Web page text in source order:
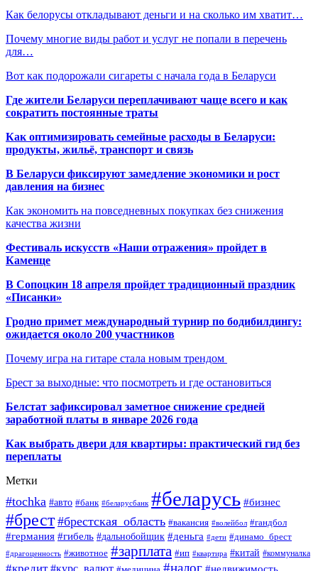
Как белорусы откладывают деньги и на сколько им хватит…
Почему многие виды работ и услуг не попали в перечень
для…
Вот как подорожали сигареты с начала года в Беларуси
Где жители Беларуси переплачивают чаще всего и как
сократить постоянные траты
Как оптимизировать семейные расходы в Беларуси:
продукты, жильё, транспорт и связь
В Беларуси фиксируют замедление экономики и рост
давления на бизнес
Как экономить на повседневных покупках без снижения
качества жизни
Фестиваль искусств «Наши отражения» пройдет в
Каменце
В Сопоцкин 18 апреля пройдет традиционный праздник
«Писанки»
Гродно примет международный турнир по бодибилдингу:
ожидается около 200 участников
Почему игра на гитаре стала новым трендом
Брест за выходные: что посмотреть и где остановиться
Белстат зафиксировал заметное снижение средней
заработной платы в январе 2026 года
Как выбрать двери для квартиры: практический гид без
переплаты
Метки
#tochka #авто #банк #беларусбанк #беларусь #бизнес
#брест #брестская_область #вакансия #волейбол #гандбол
#германия #гибель #дальнобойщик #деньга #дети #динамо_брест
#драгоценность #животное #зарплата #ип #квартира #китай #коммуналка